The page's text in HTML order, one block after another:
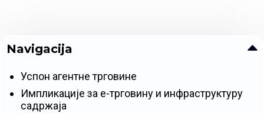
Navigacija
Успон агентне трговине
Импликације за е-трговину и инфраструктуру
садржаја